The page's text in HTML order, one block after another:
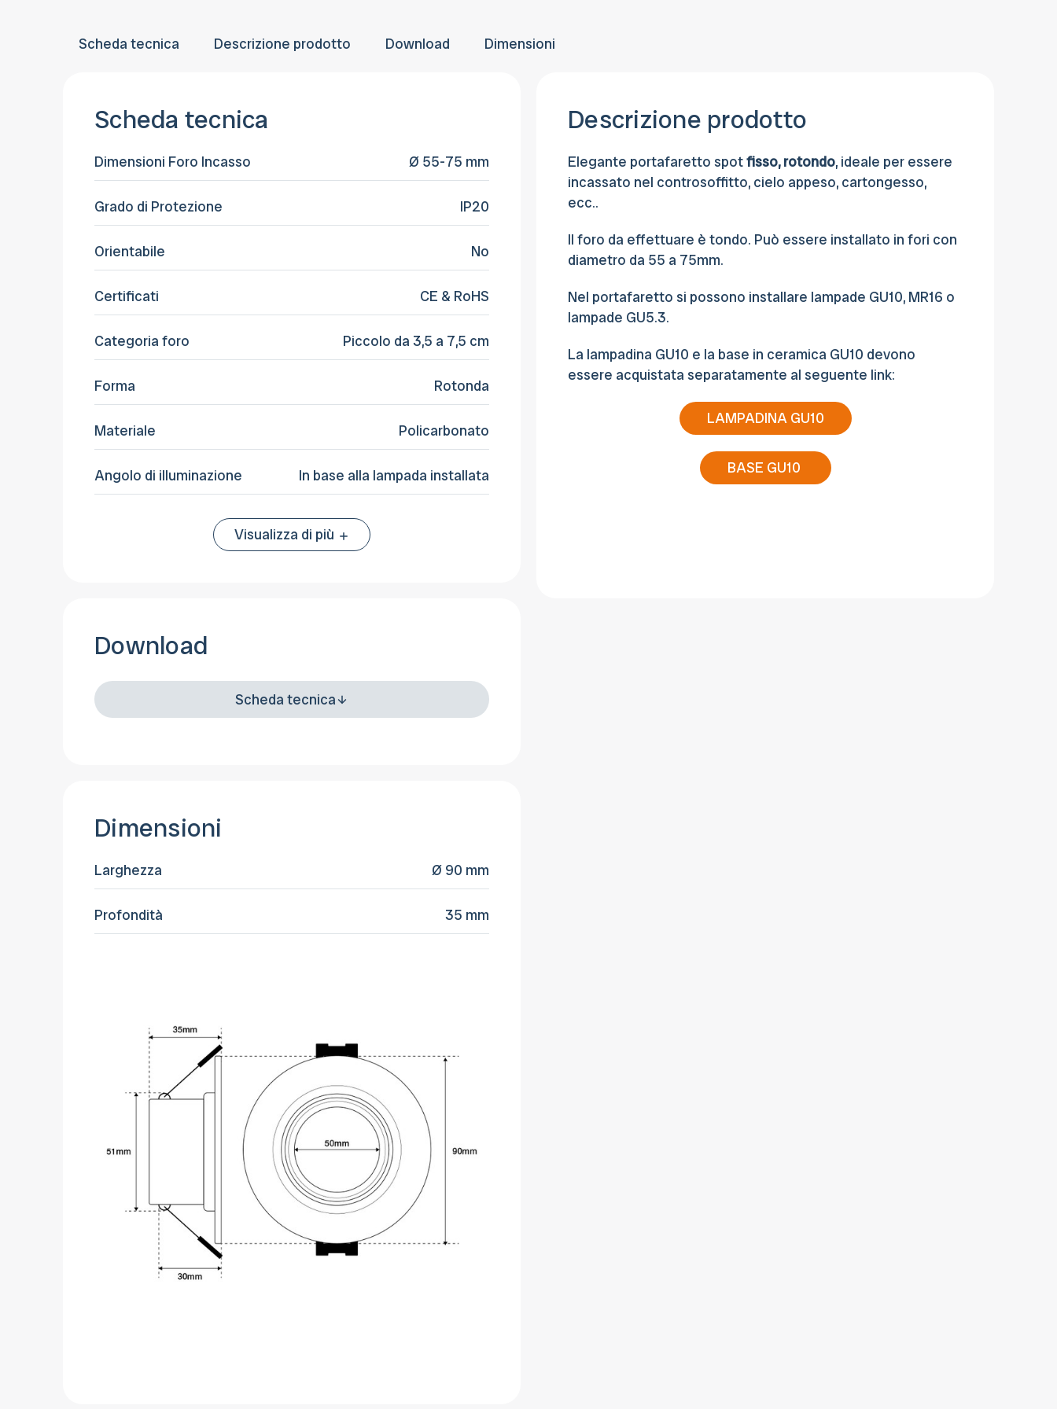
Scheda tecnica Descrizione prodotto Download Dimensioni
Scheda tecnica
Dimensioni Foro Incasso Ø 55-75 mm
Grado di Protezione IP20
Orientabile No
Certificati CE & RoHS
Categoria foro Piccolo da 3,5 a 7,5 cm
Forma Rotonda
Materiale Policarbonato
Angolo di illuminazione In base alla lampada installata
Visualizza di più
Download
Scheda tecnica
Dimensioni
Larghezza Ø 90 mm
Profondità 35 mm
Descrizione prodotto
Elegante portafaretto spotfisso, rotondo, ideale per essere
incassato nel controsoffitto, cielo appeso, cartongesso,
ecc..
Il foro da effettuare è tondo. Può essere installato in fori con
diametro da 55 a 75mm.
Nel portafaretto si possono installare lampade GU10, MR16 o
lampade GU5.3.
La lampadina GU10 e la base in ceramica GU10 devono
essere acquistata separatamente al seguente link:
LAMPADINA GU10
BASE GU10